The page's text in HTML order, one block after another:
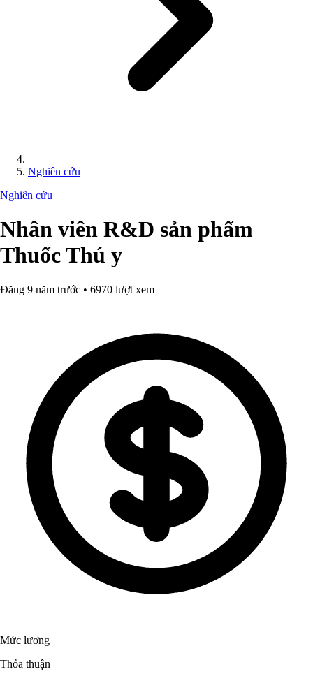
Nghiên cứu
Nghiên cứu
Nhân viên R&D sản phẩm
Thuốc Thú y
Đăng 9 năm trước • 6970 lượt xem
Mức lương
Thỏa thuận